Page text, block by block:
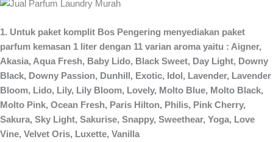
1. Untuk paket komplit Bos Pengering menyediakan paket
parfum kemasan 1 liter dengan 11 varian aroma yaitu : Aigner,
Akasia, Aqua Fresh, Baby Lido, Black Sweet, Day Light, Downy
Black, Downy Passion, Dunhill, Exotic, Idol, Lavender, Lavender
Bloom, Lido, Lily, Lily Bloom, Lovely, Molto Blue, Molto Black,
Molto Pink, Ocean Fresh, Paris Hilton, Philis, Pink Cherry,
Sakura, Sky Light, Sakurise, Snappy, Sweethear, Yoga, Love
Vine, Velvet Oris, Luxette, Vanilla